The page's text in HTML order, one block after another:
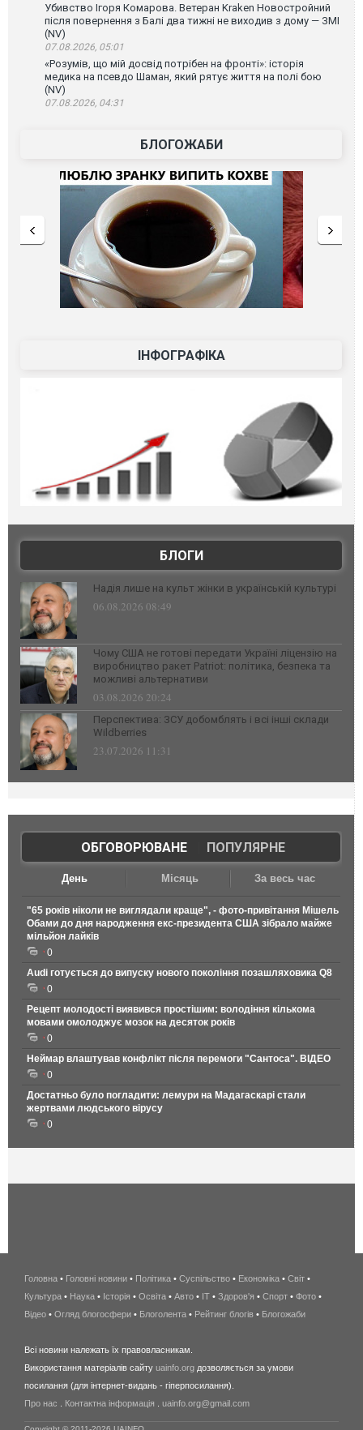
Убивство Ігоря Комарова. Ветеран Kraken Новостройний
після повернення з Балі два тижні не виходив з дому — ЗМІ
(NV)
07.08.2026, 05:01
«Розумів, що мій досвід потрібен на фронті»: історія
медика на псевдо Шаман, який рятує життя на полі бою
(NV)
07.08.2026, 04:31
БЛОГОЖАБИ
ІНФОГРАФІКА
БЛОГИ
Надія лише на культ жінки в українській культурі
06.08.2026 08:49
Чому США не готові передати Україні ліцензію на
виробництво ракет Patriot: політика, безпека та
можливі альтернативи
03.08.2026 20:24
Перспектива: ЗСУ добомблять і всі інші склади
Wildberries
23.07.2026 11:31
ОБГОВОРЮВАНЕ| ПОПУЛЯРНЕ
День Місяць За весь час
"65 років ніколи не виглядали краще", - фото-привітання Мішель
Обами до дня народження екс-президента США зібрало майже
мільйон лайків
0
Audi готується до випуску нового покоління позашляховика Q8
0
Рецепт молодості виявився простішим: володіння кількома
мовами омолоджує мозок на десяток років
0
Неймар влаштував конфлікт після перемоги "Сантоса". ВІДЕО
0
Достатньо було погладити: лемури на Мадагаскарі стали
жертвами людського вірусу
0
беспроводной
интернет
киев
wimax
в
Головна • Головні новини • Політика • Суспільство • Економіка • Світ •
Культура • Наука • Історія • Освіта • Авто • IT • Здоров'я • Спорт • Фото •
Відео • Огляд блогосфери • Блоголента • Рейтинг блогів • Блогожаби
Всі новини належать їх правовласникам.
Використання матеріалів сайту uainfo.org дозволяється за умови
посилання (для інтернет-видань - гіперпосилання).
Про нас
Контактна інформація uainfo.org@gmail.com